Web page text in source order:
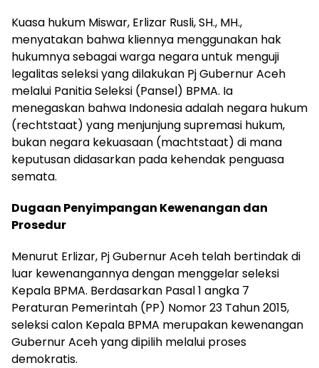
Kuasa hukum Miswar, Erlizar Rusli, SH., MH.,
menyatakan bahwa kliennya menggunakan hak
hukumnya sebagai warga negara untuk menguji
legalitas seleksi yang dilakukan Pj Gubernur Aceh
melalui Panitia Seleksi (Pansel) BPMA. Ia
menegaskan bahwa Indonesia adalah negara hukum
(rechtstaat) yang menjunjung supremasi hukum,
bukan negara kekuasaan (machtstaat) di mana
keputusan didasarkan pada kehendak penguasa
semata.
Dugaan Penyimpangan Kewenangan dan
Prosedur
Menurut Erlizar, Pj Gubernur Aceh telah bertindak di
luar kewenangannya dengan menggelar seleksi
Kepala BPMA. Berdasarkan Pasal 1 angka 7
Peraturan Pemerintah (PP) Nomor 23 Tahun 2015,
seleksi calon Kepala BPMA merupakan kewenangan
Gubernur Aceh yang dipilih melalui proses
demokratis.